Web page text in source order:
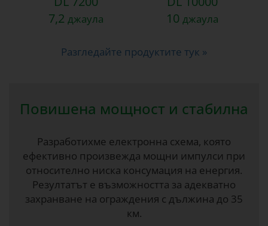
7,2 джаула
10 джаула
Разгледайте продуктите тук »
Повишена мощност и стабилна
Разработихме електронна схема, която
ефективно произвежда мощни импулси при
относително ниска консумация на енергия.
Резултатът е възможността за адекватно
захранване на ограждения с дължина до 35
км.